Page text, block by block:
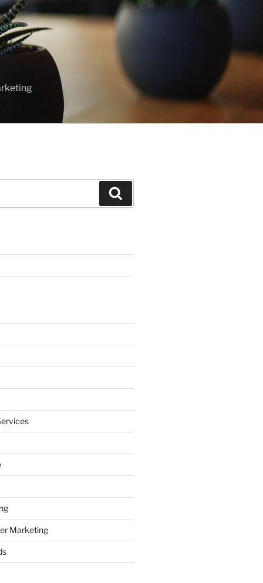
Marketing